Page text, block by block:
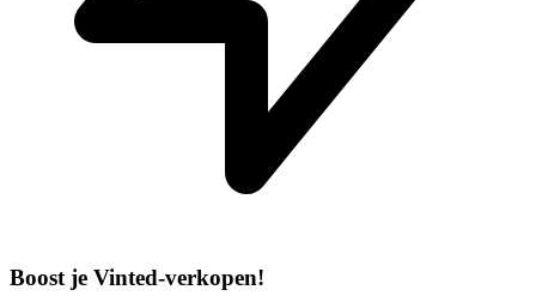
Boost je Vinted-verkopen!